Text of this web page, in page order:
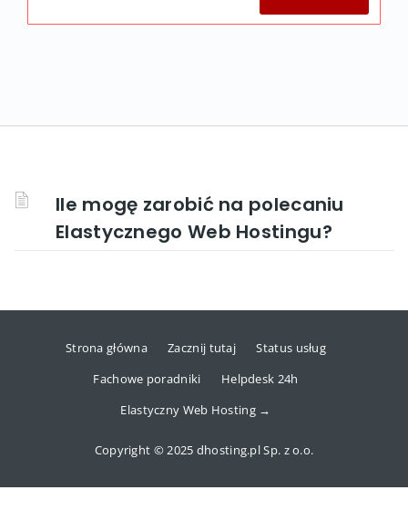
Ile mogę zarobić na polecaniu
Elastycznego Web Hostingu?
Strona główna Zacznij tutaj
Status usług
Fachowe poradniki
Helpdesk 24h
Elastyczny Web Hosting →
Copyright © 2025 dhosting.pl Sp. z o.o.